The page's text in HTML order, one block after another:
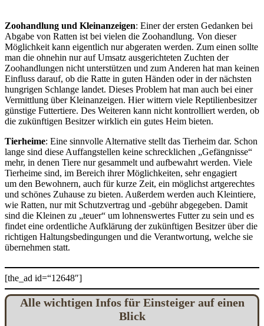
Zoohandlung und Kleinanzeigen: Einer der ersten Gedanken bei
Abgabe von Ratten ist bei vielen die Zoohandlung. Von dieser
Möglichkeit kann eigentlich nur abgeraten werden. Zum einen sollte
man die ohnehin nur auf Umsatz ausgerichteten Zuchten der
Zoohandlungen nicht unterstützen und zum Anderen hat man keinen
Einfluss darauf, ob die Ratte in guten Händen oder in der nächsten
hungrigen Schlange landet. Dieses Problem hat man auch bei einer
Vermittlung über Kleinanzeigen. Hier wittern viele Reptilienbesitzer
günstige Futtertiere. Des Weiteren kann nicht kontrolliert werden, ob
die zukünftigen Besitzer wirklich ein gutes Heim bieten.
Tierheime: Eine sinnvolle Alternative stellt das Tierheim dar. Schon
lange sind diese Auffangstellen keine schrecklichen „Gefängnisse“
mehr, in denen Tiere nur gesammelt und aufbewahrt werden. Viele
Tierheime sind, im Bereich ihrer Möglichkeiten, sehr engagiert
um den Bewohnern, auch für kurze Zeit, ein möglichst artgerechtes
und schönes Zuhause zu bieten. Außerdem werden auch Kleintiere,
wie Ratten, nur mit Schutzvertrag und -gebühr abgegeben. Damit
sind die Kleinen zu „teuer“ um lohnenswertes Futter zu sein und es
findet eine ordentliche Aufklärung der zukünftigen Besitzer über die
richtigen Haltungsbedingungen und die Verantwortung, welche sie
übernehmen statt.
[the_ad id=“12648″]
Alle wichtigen Infos für Einsteiger auf einen
Blick